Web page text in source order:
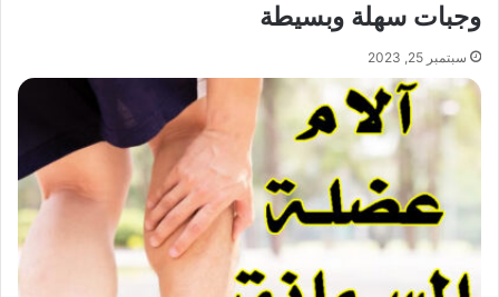
وجبات سهلة وبسيطة
سبتمبر 25, 2023